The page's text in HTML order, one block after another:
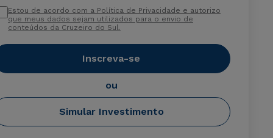
Estou de acordo com a Política de Privacidade e autorizo
que meus dados sejam utilizados para o envio de
conteúdos da Cruzeiro do Sul.
Inscreva-se
ou
Simular Investimento